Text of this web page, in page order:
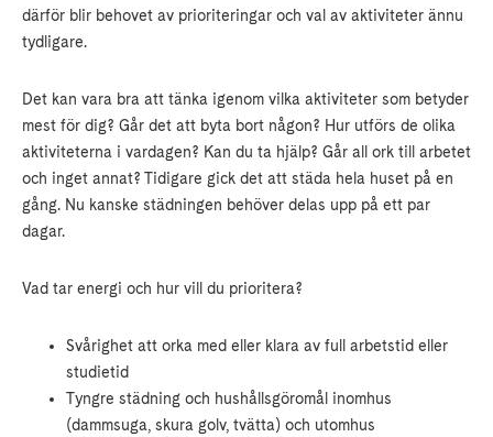
därför blir behovet av prioriteringar och val av aktiviteter ännu
tydligare.
Det kan vara bra att tänka igenom vilka aktiviteter som betyder
mest för dig? Går det att byta bort någon? Hur utförs de olika
aktiviteterna i vardagen? Kan du ta hjälp? Går all ork till arbetet
och inget annat? Tidigare gick det att städa hela huset på en
gång. Nu kanske städningen behöver delas upp på ett par
dagar.
Vad tar energi och hur vill du prioritera?
Svårighet att orka med eller klara av full arbetstid eller
studietid
Tyngre städning och hushållsgöromål inomhus
(dammsuga, skura golv, tvätta) och utomhus